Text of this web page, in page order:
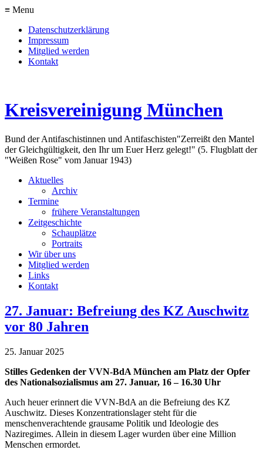
≡ Menu
Datenschutzerklärung
Impressum
Mitglied werden
Kontakt
Kreisvereinigung München
Bund der Antifaschistinnen und Antifaschisten"Zerreißt den Mantel
der Gleichgültigkeit, den Ihr um Euer Herz gelegt!" (5. Flugblatt der
"Weißen Rose" vom Januar 1943)
Aktuelles
Archiv
Termine
frühere Veranstaltungen
Zeitgeschichte
Schauplätze
Portraits
Wir über uns
Mitglied werden
Links
Kontakt
27. Januar: Befreiung des KZ Auschwitz
vor 80 Jahren
25. Januar 2025
Stilles Gedenken der VVN-BdA München am Platz der Opfer
des Nationalsozialismus am 27. Januar, 16 – 16.30 Uhr
Auch heuer erinnert die VVN-BdA an die Befreiung des KZ
Auschwitz. Dieses Konzentrationslager steht für die
menschenverachtende grausame Politik und Ideologie des
Naziregimes. Allein in diesem Lager wurden über eine Million
Menschen ermordet.